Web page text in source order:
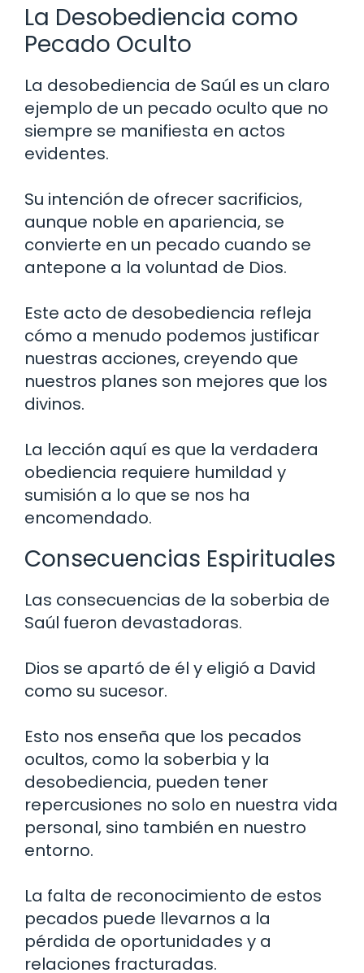
La Desobediencia como
Pecado Oculto
La desobediencia de Saúl es un claro
ejemplo de un pecado oculto que no
siempre se manifiesta en actos
evidentes.
Su intención de ofrecer sacrificios,
aunque noble en apariencia, se
convierte en un pecado cuando se
antepone a la voluntad de Dios.
Este acto de desobediencia refleja
cómo a menudo podemos justificar
nuestras acciones, creyendo que
nuestros planes son mejores que los
divinos.
La lección aquí es que la verdadera
obediencia requiere humildad y
sumisión a lo que se nos ha
encomendado.
Consecuencias Espirituales
Las consecuencias de la soberbia de
Saúl fueron devastadoras.
Dios se apartó de él y eligió a David
como su sucesor.
Esto nos enseña que los pecados
ocultos, como la soberbia y la
desobediencia, pueden tener
repercusiones no solo en nuestra vida
personal, sino también en nuestro
entorno.
La falta de reconocimiento de estos
pecados puede llevarnos a la
pérdida de oportunidades y a
relaciones fracturadas.